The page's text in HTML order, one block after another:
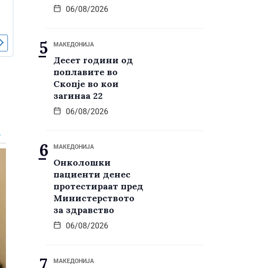
06/08/2026
МАКЕДОНИЈА
Десет години од
поплавите во
Скопје во кои
загинаа 22
06/08/2026
МАКЕДОНИЈА
Онколошки
пациенти денес
протестираат пред
Министерството
за здравство
06/08/2026
МАКЕДОНИЈА